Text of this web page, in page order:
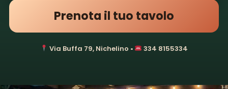
Prenota il tuo tavolo
Via Buffa 79, Nichelino • 334 8155334